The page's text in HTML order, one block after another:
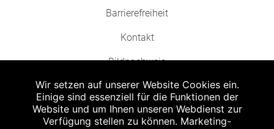
Barrierefreiheit
Kontakt
Bildnachweis
Wir setzen auf unserer Website Cookies ein.
Einige sind essenziell für die Funktionen der
Website und um Ihnen unseren Webdienst zur
Verfügung stellen zu können. Marketing-